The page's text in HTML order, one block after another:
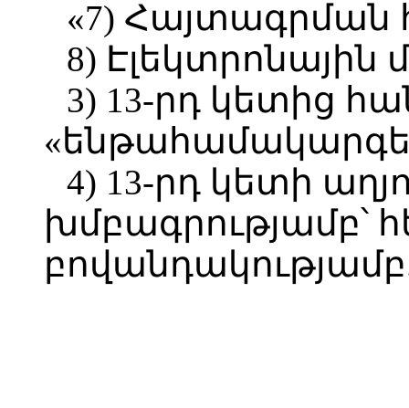
«7)
8) Էլեկտրոնային
3) 13-րդ կետից
4) 13-րդ կետի
խմբագրությամբ՝